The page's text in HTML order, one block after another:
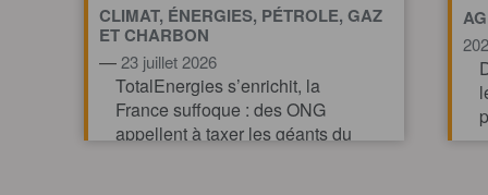
CLIMAT, ÉNERGIES, PÉTROLE, GAZ
ET CHARBON
—23 juillet 2026
TotalEnergies s’enrichit, la
France suffoque : des ONG
appellent à taxer les géants du